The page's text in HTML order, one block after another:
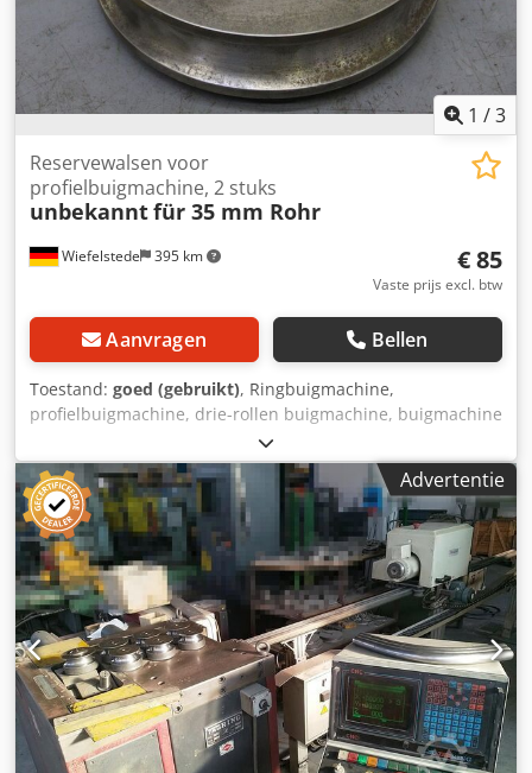
1 /3
Wiefelstede 395 km
Reservewalsen voor
profielbuigmachine, 2 stuks
unbekanntfür 35 mm Rohr
€ 85
Vaste prijs excl. btw
Aanvragen Bellen
Toestand: goed (gebruikt), Ringbuigmachine,
profielbuigmachine, drie-rollen buigmachine, buigmachine
-Buitendiameter: 200 mm -voor: 35 mm buis -Lagerzitting:
Ø 55 mm -Boring: Ø 49 mm -Aantal: 2 rollen beschikbaar -
Prijs: compleet -Afmeting: Ø 200 x 81 mm -Gewicht: 11 kg
Cedpfod Naw Aex Alaeha
Advertentie